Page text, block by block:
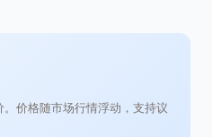
价格随市场行情浮动，支持议